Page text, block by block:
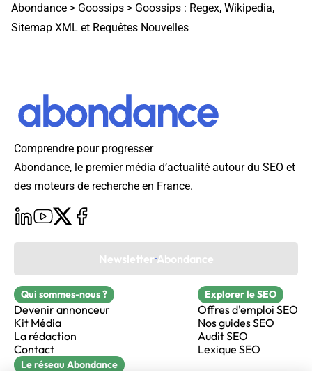
Abondance > Goossips > Goossips : Regex, Wikipedia,
Sitemap XML et Requêtes Nouvelles
Comprendre pour progresser
Abondance, le premier média d’actualité autour du SEO et
des moteurs de recherche en France.
Newsletter Abondance
Qui sommes-nous ?
Devenir annonceur
Kit Média
La rédaction
Contact
Explorer le SEO
Offres d'emploi SEO
Nos guides SEO
Audit SEO
Lexique SEO
Le réseau Abondance